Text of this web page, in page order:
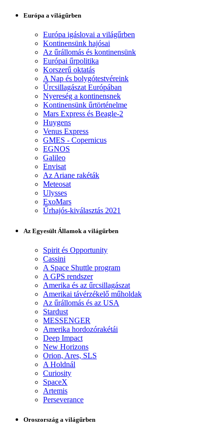
Európa a világűrben
Európa igáslovai a világűrben
Kontinensünk hajósai
Az űrállomás és kontinensünk
Európai űrpolitika
Korszerű oktatás
A Nap és bolygótestvéreink
Űrcsillagászat Európában
Nyereség a kontinensnek
Kontinensünk űrtörténelme
Mars Express és Beagle-2
Huygens
Venus Express
GMES - Copernicus
EGNOS
Galileo
Envisat
Az Ariane rakéták
Meteosat
Ulysses
ExoMars
Űrhajós-kiválasztás 2021
Az Egyesült Államok a világűrben
Spirit és Opportunity
Cassini
A Space Shuttle program
A GPS rendszer
Amerika és az űrcsillagászat
Amerikai távérzékelő műholdak
Az űrállomás és az USA
Stardust
MESSENGER
Amerika hordozórakétái
Deep Impact
New Horizons
Orion, Ares, SLS
A Holdnál
Curiosity
SpaceX
Artemis
Perseverance
Oroszország a világűrben